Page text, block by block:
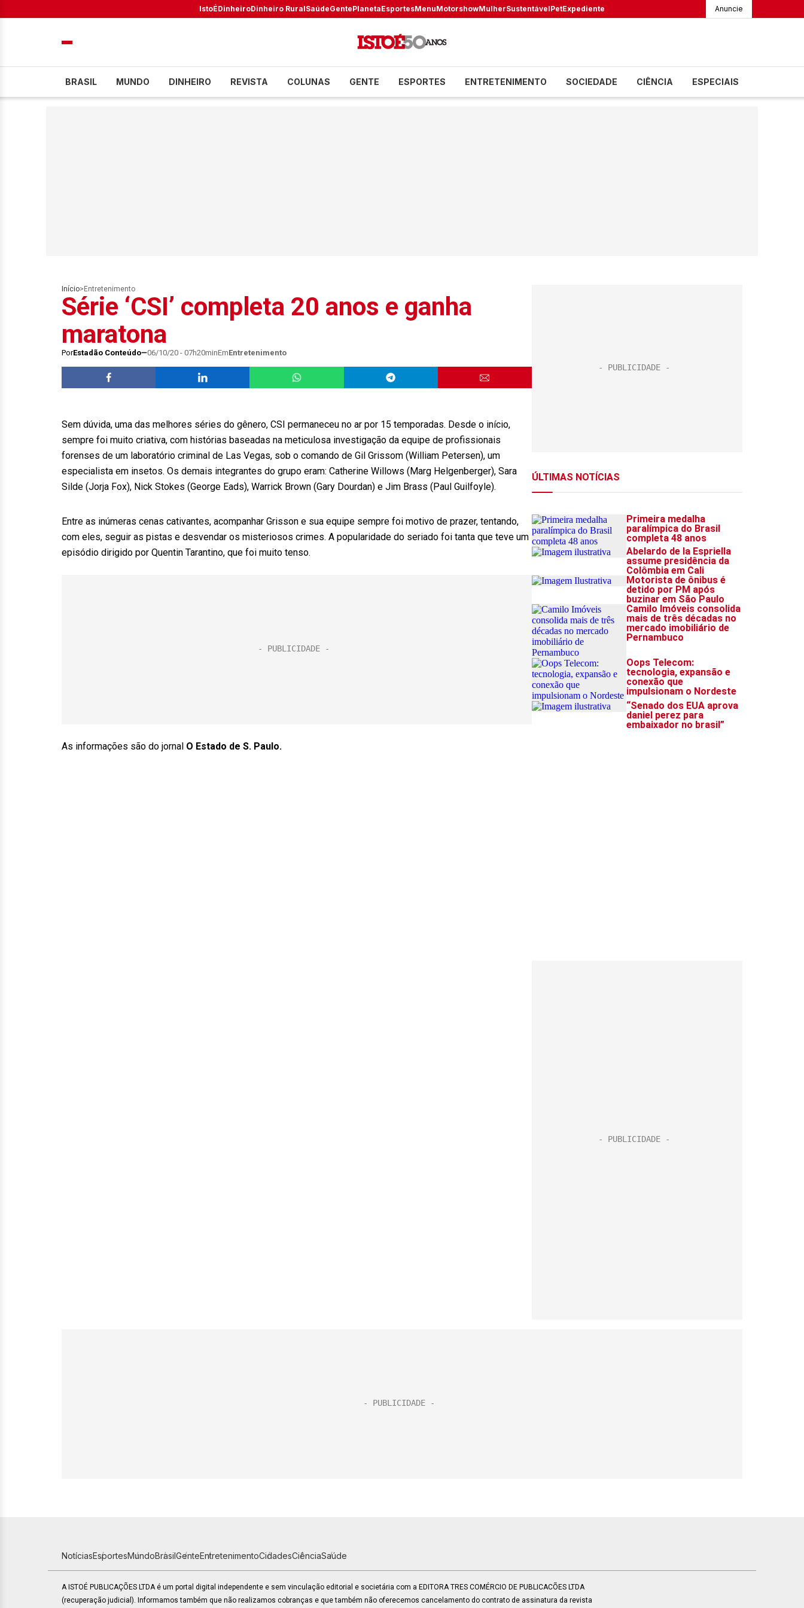
IstoÉDinheiroDinheiro RuralSaúdeGentePlanetaEsportesMenuMotorshowMulherSustentávelPetExpediente Anuncie
BRASIL MUNDO DINHEIRO REVISTA COLUNAS GENTE ESPORTES ENTRETENIMENTO SOCIEDADE CIÊNCIA ESPECIAIS
Início> Entretenimento
Série ‘CSI’ completa 20 anos e ganha
maratona
PorEstadão Conteúdo 06/10/20 - 07h20minEmEntretenimento
Sem dúvida, uma das melhores séries do gênero, CSI permaneceu no ar por 15 temporadas. Desde o início,
sempre foi muito criativa, com histórias baseadas na meticulosa investigação da equipe de profissionais
forenses de um laboratório criminal de Las Vegas, sob o comando de Gil Grissom (William Petersen), um
especialista em insetos. Os demais integrantes do grupo eram: Catherine Willows (Marg Helgenberger), Sara
Silde (Jorja Fox), Nick Stokes (George Eads), Warrick Brown (Gary Dourdan) e Jim Brass (Paul Guilfoyle).
Entre as inúmeras cenas cativantes, acompanhar Grisson e sua equipe sempre foi motivo de prazer, tentando,
com eles, seguir as pistas e desvendar os misteriosos crimes. A popularidade do seriado foi tanta que teve um
episódio dirigido por Quentin Tarantino, que foi muito tenso.
As informações são do jornal O Estado de S. Paulo.
NotíciasEsportesMundoBrasilGenteEntretenimentoCidadesCiênciaSaúde
A ISTOÉ PUBLICAÇÕES LTDA é um portal digital independente e sem vinculação editorial e societária com a EDITORA TRES COMÉRCIO DE PUBLICACÕES LTDA
(recuperação judicial). Informamos também que não realizamos cobranças e que também não oferecemos cancelamento do contrato de assinatura da revista